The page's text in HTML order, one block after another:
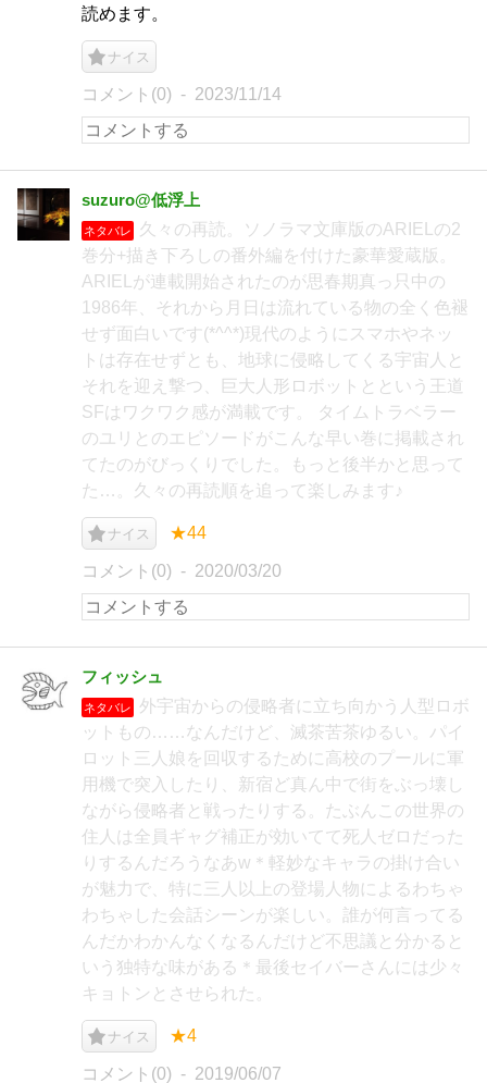
読めます。
ナイス
コメント(0) 2023/11/14
suzuro@低浮上
ネタバレ
久々の再読。ソノラマ文庫版のARIELの2
巻分+描き下ろしの番外編を付けた豪華愛蔵版。
ARIELが連載開始されたのが思春期真っ只中の
1986年、それから月日は流れている物の全く色褪
せず面白いです(*^^*)現代のようにスマホやネッ
トは存在せずとも、地球に侵略してくる宇宙人と
それを迎え撃つ、巨大人形ロボットとという王道
SFはワクワク感が満載です。 タイムトラベラー
のユリとのエピソードがこんな早い巻に掲載され
てたのがびっくりでした。もっと後半かと思って
た…。久々の再読順を追って楽しみます♪
ナイス ★44
コメント(0) 2020/03/20
フィッシュ
ネタバレ
外宇宙からの侵略者に立ち向かう人型ロボ
ットもの……なんだけど、滅茶苦茶ゆるい。パイ
ロット三人娘を回収するために高校のプールに軍
用機で突入したり、新宿ど真ん中で街をぶっ壊し
ながら侵略者と戦ったりする。たぶんこの世界の
住人は全員ギャグ補正が効いてて死人ゼロだった
りするんだろうなあw＊軽妙なキャラの掛け合い
が魅力で、特に三人以上の登場人物によるわちゃ
わちゃした会話シーンが楽しい。誰が何言ってる
んだかわかんなくなるんだけど不思議と分かると
いう独特な味がある＊最後セイバーさんには少々
キョトンとさせられた。
ナイス ★4
コメント(0) 2019/06/07